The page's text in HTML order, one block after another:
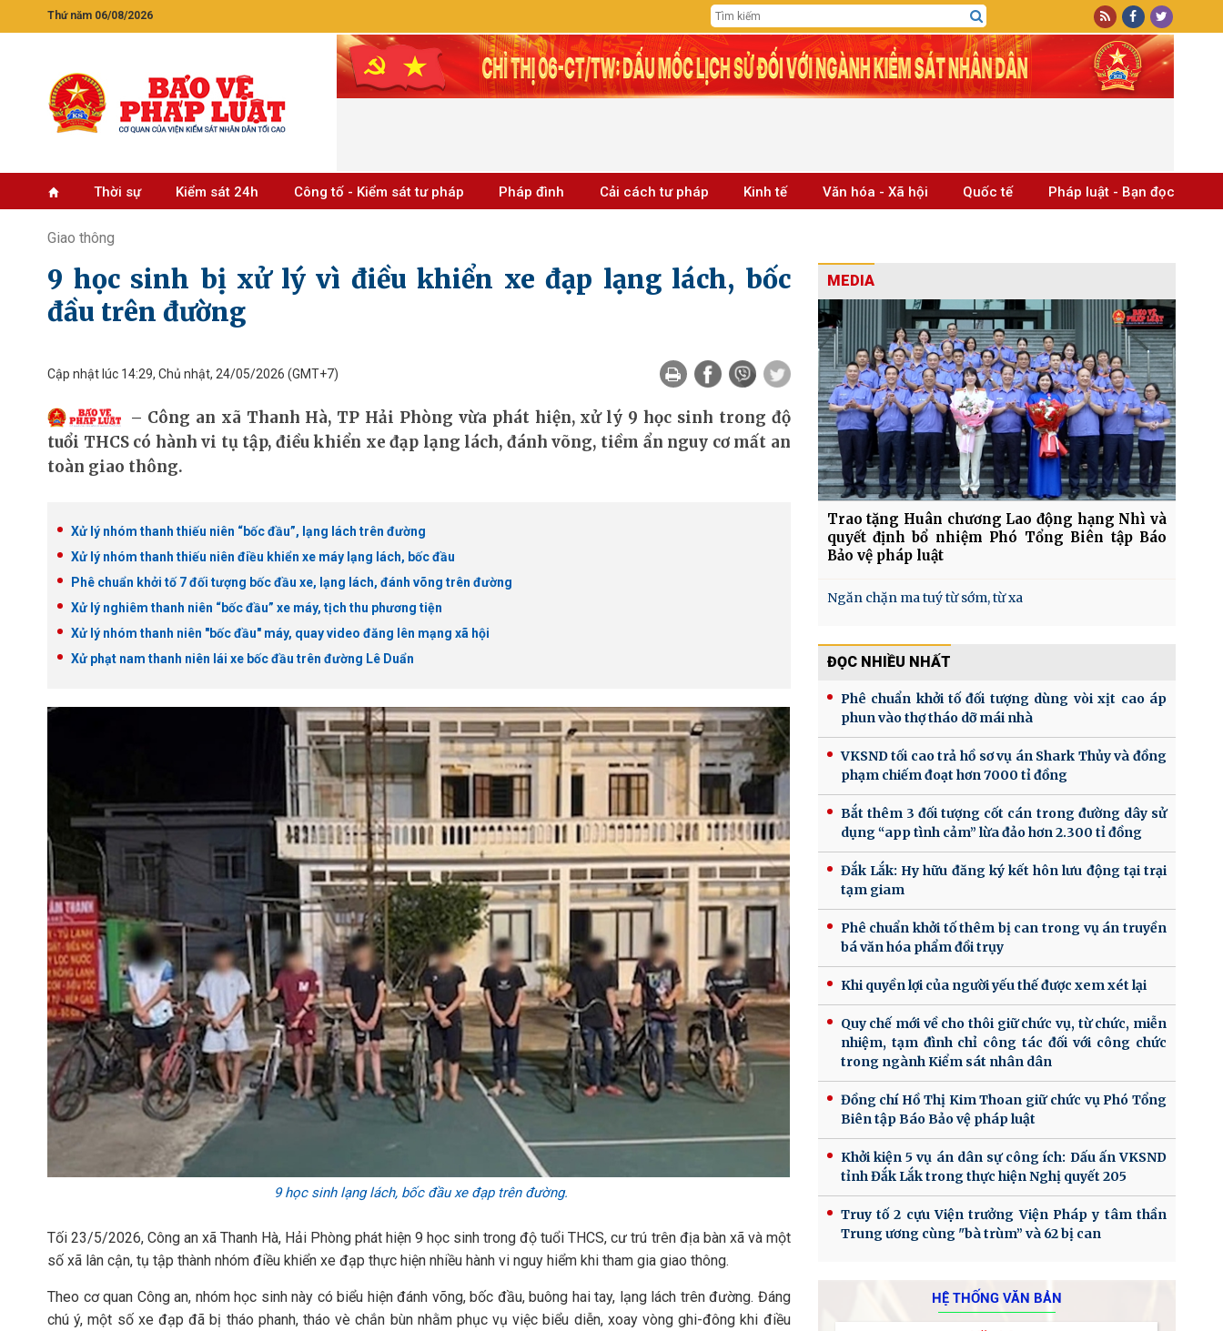
Thứ năm 06/08/2026
Thời sự Kiểm sát 24h Công tố - Kiểm sát tư pháp Pháp đình Cải cách tư pháp Kinh tế Văn hóa - Xã hội Quốc tế Pháp luật - Bạn đọc
Giao thông
9 học sinh bị xử lý vì điều khiển xe đạp lạng lách, bốc
đầu trên đường
Cập nhật lúc 14:29, Chủ nhật, 24/05/2026 (GMT+7)
Công an xã Thanh Hà, TP Hải Phòng vừa phát hiện, xử lý 9 học sinh trong độ
tuổi THCS có hành vi tụ tập, điều khiển xe đạp lạng lách, đánh võng, tiềm ẩn nguy cơ mất an
toàn giao thông.
Xử lý nhóm thanh thiếu niên “bốc đầu”, lạng lách trên đường
Xử lý nhóm thanh thiếu niên điều khiển xe máy lạng lách, bốc đầu
Phê chuẩn khởi tố 7 đối tượng bốc đầu xe, lạng lách, đánh võng trên đường
Xử lý nghiêm thanh niên “bốc đầu” xe máy, tịch thu phương tiện
Xử lý nhóm thanh niên "bốc đầu" máy, quay video đăng lên mạng xã hội
Xử phạt nam thanh niên lái xe bốc đầu trên đường Lê Duẩn
9 học sinh lạng lách, bốc đầu xe đạp trên đường.
Tối 23/5/2026, Công an xã Thanh Hà, Hải Phòng phát hiện 9 học sinh trong độ tuổi THCS, cư trú trên địa bàn xã và một
số xã lân cận, tụ tập thành nhóm điều khiển xe đạp thực hiện nhiều hành vi nguy hiểm khi tham gia giao thông.
Theo cơ quan Công an, nhóm học sinh này có biểu hiện đánh võng, bốc đầu, buông hai tay, lạng lách trên đường. Đáng
chú ý, một số xe đạp đã bị tháo phanh, tháo vè chắn bùn nhằm phục vụ việc biểu diễn, xoay vòng ghi-đông khi điều
MEDIA
Trao tặng Huân chương Lao động hạng Nhì và
quyết định bổ nhiệm Phó Tổng Biên tập Báo
Bảo vệ pháp luật
Ngăn chặn ma tuý từ sớm, từ xa
ĐỌC NHIỀU NHẤT
Phê chuẩn khởi tố đối tượng dùng vòi xịt cao áp
phun vào thợ tháo dỡ mái nhà
VKSND tối cao trả hồ sơ vụ án Shark Thủy và đồng
phạm chiếm đoạt hơn 7000 tỉ đồng
Bắt thêm 3 đối tượng cốt cán trong đường dây sử
dụng “app tình cảm” lừa đảo hơn 2.300 tỉ đồng
Đắk Lắk: Hy hữu đăng ký kết hôn lưu động tại trại
tạm giam
Phê chuẩn khởi tố thêm bị can trong vụ án truyền
bá văn hóa phẩm đồi trụy
Khi quyền lợi của người yếu thế được xem xét lại
Quy chế mới về cho thôi giữ chức vụ, từ chức, miễn
nhiệm, tạm đình chỉ công tác đối với công chức
trong ngành Kiểm sát nhân dân
Đồng chí Hồ Thị Kim Thoan giữ chức vụ Phó Tổng
Biên tập Báo Bảo vệ pháp luật
Khởi kiện 5 vụ án dân sự công ích: Dấu ấn VKSND
tỉnh Đắk Lắk trong thực hiện Nghị quyết 205
Truy tố 2 cựu Viện trưởng Viện Pháp y tâm thần
Trung ương cùng "bà trùm” và 62 bị can
HỆ THỐNG VĂN BẢN